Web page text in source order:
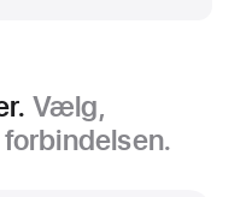
Vælg,